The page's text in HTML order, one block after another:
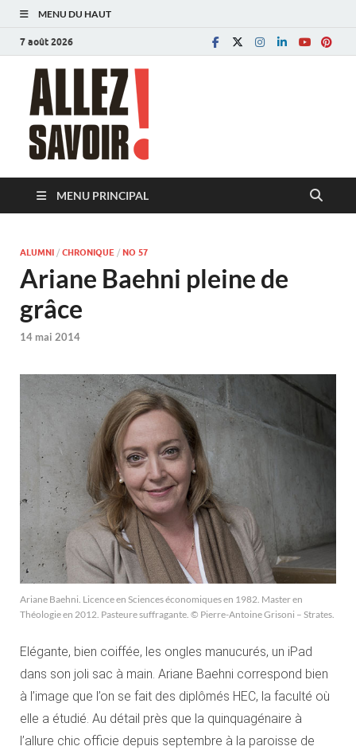
MENU DU HAUT
7 août 2026
MENU PRINCIPAL
ALUMNI / CHRONIQUE / NO 57
Ariane Baehni pleine de
grâce
14 mai 2014
Ariane Baehni. Licence en Sciences économiques en 1982. Master en
Théologie en 2012. Pasteure suffragante. © Pierre-Antoine Grisoni – Strates.
Elégante, bien coiffée, les ongles manucurés, un iPad
dans son joli sac à main. Ariane Baehni correspond bien
à l’image que l’on se fait des diplômés HEC, la faculté où
elle a étudié. Au détail près que la quinquagénaire à
l’allure chic officie depuis septembre à la paroisse de